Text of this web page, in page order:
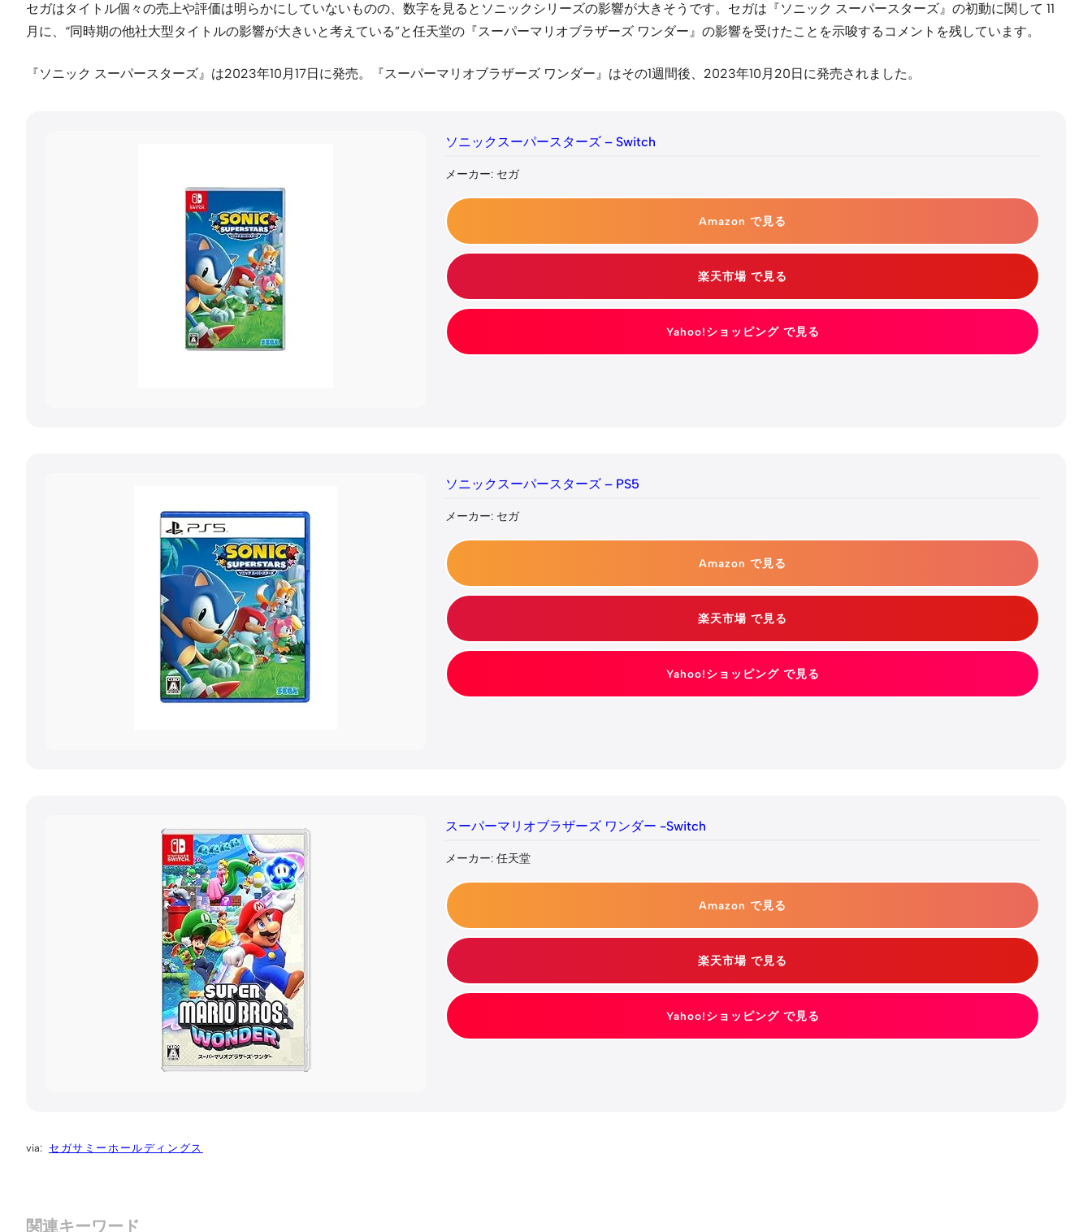
セガはタイトル個々の売上や評価は明らかにしていないものの、数字を見るとソニックシリーズの影響が大きそうです。セガは『ソニック スーパースターズ』の初動に関して 11
月に、“同時期の他社大型タイトルの影響が大きいと考えている”と任天堂の『スーパーマリオブラザーズ ワンダー』の影響を受けたことを示唆するコメントを残しています。
『ソニック スーパースターズ』は2023年10月17日に発売。『スーパーマリオブラザーズ ワンダー』はその1週間後、2023年10月20日に発売されました。
ソニックスーパースターズ – Switch
メーカー: セガ
Amazon で見る
楽天市場 で見る
Yahoo!ショッピング で見る
ソニックスーパースターズ – PS5
メーカー: セガ
Amazon で見る
楽天市場 で見る
Yahoo!ショッピング で見る
スーパーマリオブラザーズ ワンダー -Switch
メーカー: 任天堂
Amazon で見る
楽天市場 で見る
Yahoo!ショッピング で見る
セガサミーホールディングス
関連キーワード